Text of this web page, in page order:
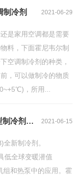
2021-06-29
制冷剂
是家用空调都是需要
料，下面霍尼韦尔制
空调制冷剂的种类，
，可以做制冷的物质
，所用...
2021-06-15
组和热泵
新制冷剂。
低全球变暖潜值
组和热泵中的应用。霍